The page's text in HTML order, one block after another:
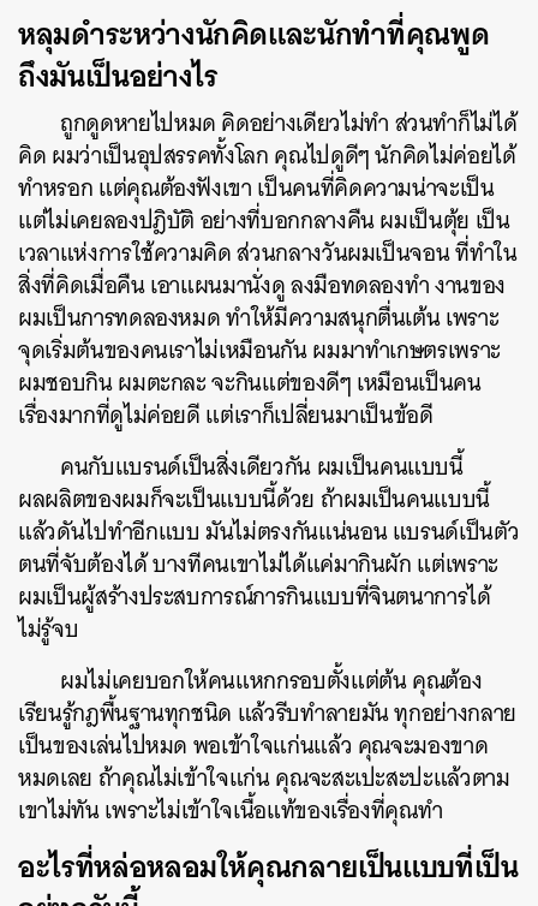
หลุมดำระหว่างนักคิดและนักทำที่คุณพูด
ถึงมันเป็นอย่างไร
ถูกดูดหายไปหมด คิดอย่างเดียวไม่ทำ ส่วนทำก็ไม่ได้
คิด ผมว่าเป็นอุปสรรคทั้งโลก คุณไปดูดีๆ นักคิดไม่ค่อยได้
ทำหรอก แต่คุณต้องฟังเขา เป็นคนที่คิดความน่าจะเป็น
แต่ไม่เคยลองปฎิบัติ อย่างที่บอกกลางคืน ผมเป็นตุ้ย เป็น
เวลาแห่งการใช้ความคิด ส่วนกลางวันผมเป็นจอน ที่ทำใน
สิ่งที่คิดเมื่อคืน เอาแผนมานั่งดู ลงมือทดลองทำ งานของ
ผมเป็นการทดลองหมด ทำให้มีความสนุกตื่นเต้น เพราะ
จุดเริ่มต้นของคนเราไม่เหมือนกัน ผมมาทำเกษตรเพราะ
ผมชอบกิน ผมตะกละ จะกินแต่ของดีๆ เหมือนเป็นคน
เรื่องมากที่ดูไม่ค่อยดี แต่เราก็เปลี่ยนมาเป็นข้อดี
คนกับแบรนด์เป็นสิ่งเดียวกัน ผมเป็นคนแบบนี้
ผลผลิตของผมก็จะเป็นแบบนี้ด้วย ถ้าผมเป็นคนแบบนี้
แล้วดันไปทำอีกแบบ มันไม่ตรงกันแน่นอน แบรนด์เป็นตัว
ตนที่จับต้องได้ บางทีคนเขาไม่ได้แค่มากินผัก แต่เพราะ
ผมเป็นผู้สร้างประสบการณ์การกินแบบที่จินตนาการได้
ไม่รู้จบ
ผมไม่เคยบอกให้คนแหกกรอบตั้งแต่ต้น คุณต้อง
เรียนรู้กฎพื้นฐานทุกชนิด แล้วรีบทำลายมัน ทุกอย่างกลาย
เป็นของเล่นไปหมด พอเข้าใจแก่นแล้ว คุณจะมองขาด
หมดเลย ถ้าคุณไม่เข้าใจแก่น คุณจะสะเปะสะปะแล้วตาม
เขาไม่ทัน เพราะไม่เข้าใจเนื้อแท้ของเรื่องที่คุณทำ
อะไรที่หล่อหลอมให้คุณกลายเป็นแบบที่เป็น